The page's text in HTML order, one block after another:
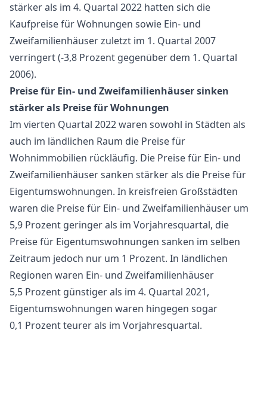
stärker als im 4. Quartal 2022 hatten sich die
Kaufpreise für Wohnungen sowie Ein- und
Zweifamilienhäuser zuletzt im 1. Quartal 2007
verringert (-3,8 Prozent gegenüber dem 1. Quartal
2006).
Preise für Ein- und Zweifamilienhäuser sinken
stärker als Preise für Wohnungen
Im vierten Quartal 2022 waren sowohl in Städten als
auch im ländlichen Raum die Preise für
Wohnimmobilien rückläufig. Die Preise für Ein- und
Zweifamilienhäuser sanken stärker als die Preise für
Eigentumswohnungen. In kreisfreien Großstädten
waren die Preise für Ein- und Zweifamilienhäuser um
5,9 Prozent geringer als im Vorjahresquartal, die
Preise für Eigentumswohnungen sanken im selben
Zeitraum jedoch nur um 1 Prozent. In ländlichen
Regionen waren Ein- und Zweifamilienhäuser
5,5 Prozent günstiger als im 4. Quartal 2021,
Eigentumswohnungen waren hingegen sogar
0,1 Prozent teurer als im Vorjahresquartal.